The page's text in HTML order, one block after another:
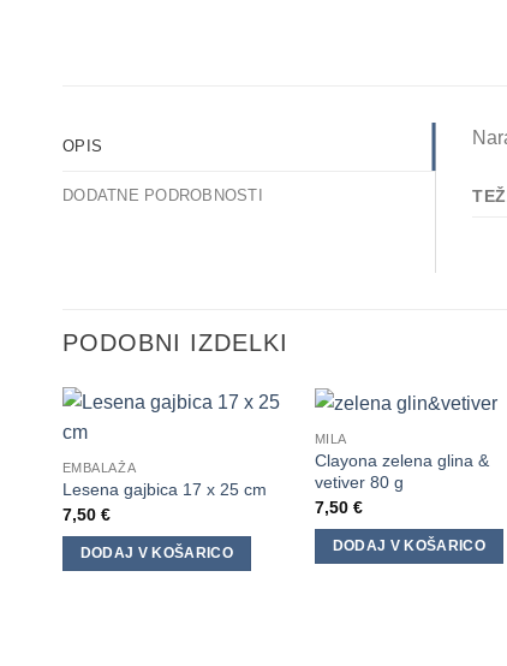
OPIS
DODATNE PODROBNOSTI
PODOBNI IZDELKI
EMBALAŽA
Lesena gajbica 17 x 25 cm
7,50 €
DODAJ V KOŠARICO
MILA
Clayona zelena glina &
vetiver 80 g
7,50 €
DODAJ V KOŠARICO